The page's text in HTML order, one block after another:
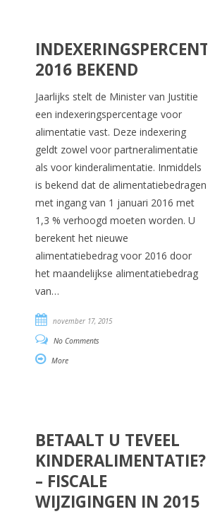
2016 BEKEND
Jaarlijks stelt de Minister van Justitie
een indexeringspercentage voor
alimentatie vast. Deze indexering
geldt zowel voor partneralimentatie
als voor kinderalimentatie. Inmiddels
is bekend dat de alimentatiebedragen
met ingang van 1 januari 2016 met
1,3 % verhoogd moeten worden. U
berekent het nieuwe
alimentatiebedrag voor 2016 door
het maandelijkse alimentatiebedrag
van…
november 17, 2015
No Comments
More
BETAALT U TEVEEL
KINDERALIMENTATIE?
– FISCALE
WIJZIGINGEN IN 2015